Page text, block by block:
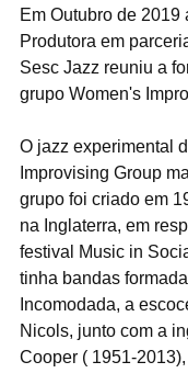
Em Outubro de 2019
Produtora em
Sesc Jazz reuniu a
grupo Women's
O jazz experimental
Improvising Group
grupo foi criado em
na Inglaterra, em
festival Music in
tinha bandas
Incomodada, a
Nicols, junto com a
Cooper ( 1951-